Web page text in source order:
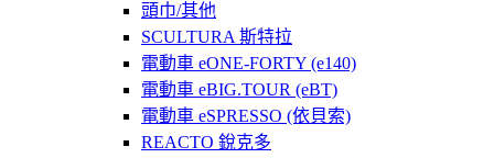
頭巾/其他
SCULTURA 斯特拉
電動車 eONE-FORTY (e140)
電動車 eBIG.TOUR (eBT)
電動車 eSPRESSO (依貝索)
REACTO 銳克多